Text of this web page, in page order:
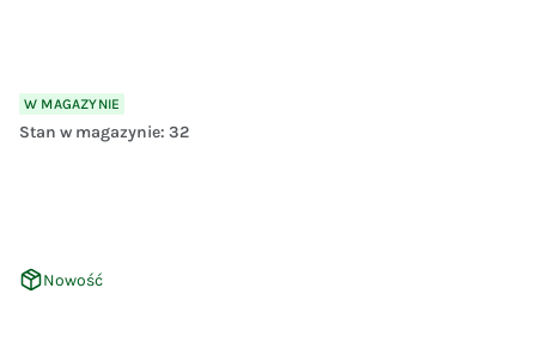
W MAGAZYNIE
Stan w magazynie: 32
Nowość